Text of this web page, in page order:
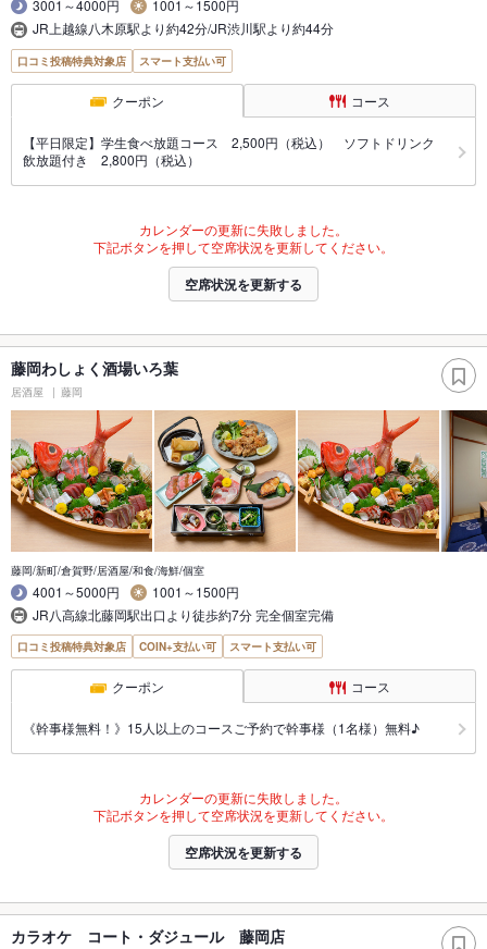
3001～4000円
1001～1500円
JR上越線八木原駅より約42分/JR渋川駅より約44分
口コミ投稿特典対象店 スマート支払い可
クーポン コース
【平日限定】学生食べ放題コース 2,500円（税込） ソフトドリンク
飲放題付き 2,800円（税込）
カレンダーの更新に失敗しました。
下記ボタンを押して空席状況を更新してください。
空席状況を更新する
藤岡わしょく酒場いろ葉
居酒屋 藤岡
藤岡/新町/倉賀野/居酒屋/和食/海鮮/個室
4001～5000円
1001～1500円
JR八高線北藤岡駅出口より徒歩約7分 完全個室完備
口コミ投稿特典対象店 COIN+支払い可 スマート支払い可
クーポン コース
《幹事様無料！》15人以上のコースご予約で幹事様（1名様）無料♪
カレンダーの更新に失敗しました。
下記ボタンを押して空席状況を更新してください。
空席状況を更新する
カラオケ コート・ダジュール 藤岡店